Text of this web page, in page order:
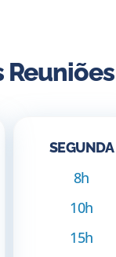
Reuniões
SEGUNDA
8h
10h
15h